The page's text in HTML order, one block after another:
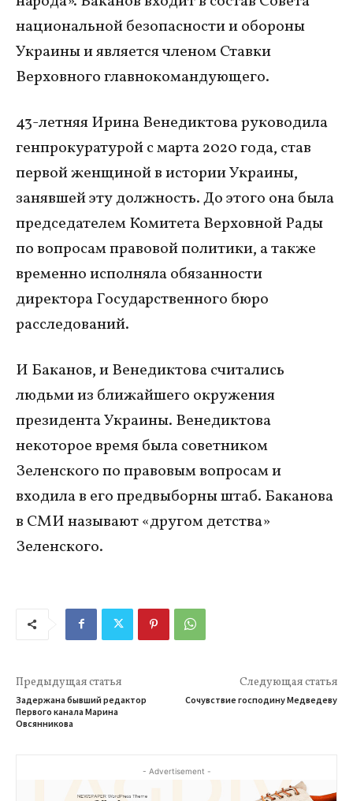
национальной безопасности и обороны
Украины и является членом Ставки
Верховного главнокомандующего.
43-летняя Ирина Венедиктова руководила
генпрокуратурой с марта 2020 года, став
первой женщиной в истории Украины,
занявшей эту должность. До этого она была
председателем Комитета Верховной Рады
по вопросам правовой политики, а также
временно исполняла обязанности
директора Государственного бюро
расследований.
И Баканов, и Венедиктова считались
людьми из ближайшего окружения
президента Украины. Венедиктова
некоторое время была советником
Зеленского по правовым вопросам и
входила в его предвыборны штаб. Баканова
в СМИ называют «другом детства»
Зеленского.
Предыдущая статья
Задержана бывший редактор
Первого канала Марина
Овсянникова
Следующая статья
Сочувствие господину Медведеву
- Advertisement -